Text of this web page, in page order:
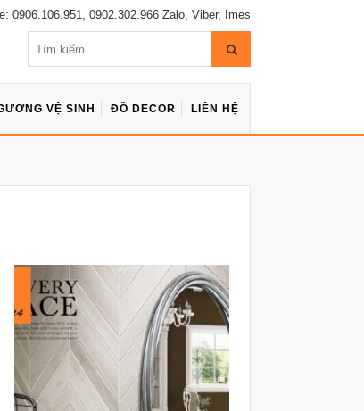
0906.106.951, 0902.302.966 Zalo, Viber, Imes
VỆ SINH ĐỒ DECOR LIÊN HỆ